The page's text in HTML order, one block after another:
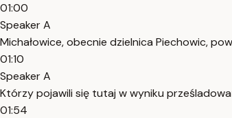
01:00
Speaker A
Michałowice, obecnie dzielnica Piechowic,
01:10
Speaker A
Którzy pojawili się tutaj w wyniku
01:54